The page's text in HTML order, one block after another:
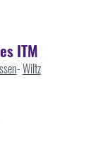
ITM
-Wiltz